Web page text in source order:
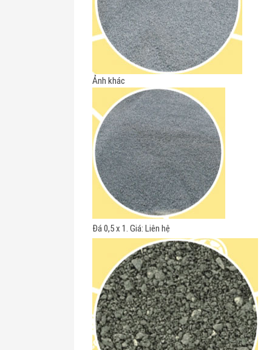
Ảnh khác
Đá 0,5 x 1. Giá: Liên hệ